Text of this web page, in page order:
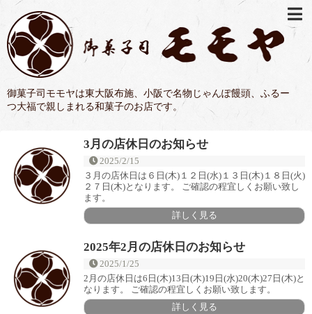
御菓子司モモヤは東大阪布施、小阪で名物じゃんぽ饅頭、ふるー
つ大福で親しまれる和菓子のお店です。
3月の店休日のお知らせ
2025/2/15
３月の店休日は６日(木)１２日(水)１３日(木)１８日(火)
２７日(木)となります。 ご確認の程宜しくお願い致し
ます。
詳しく見る
2025年2月の店休日のお知らせ
2025/1/25
2月の店休日は6日(木)13日(木)19日(水)20(木)27日(木)と
なります。 ご確認の程宜しくお願い致します。
詳しく見る